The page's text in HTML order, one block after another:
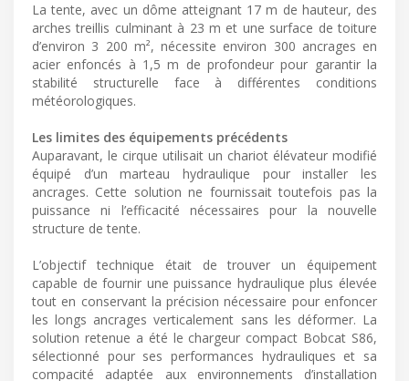
La tente, avec un dôme atteignant 17 m de hauteur, des
arches treillis culminant à 23 m et une surface de toiture
d’environ 3 200 m², nécessite environ 300 ancrages en
acier enfoncés à 1,5 m de profondeur pour garantir la
stabilité structurelle face à différentes conditions
météorologiques.
Les limites des équipements précédents
Auparavant, le cirque utilisait un chariot élévateur modifié
équipé d’un marteau hydraulique pour installer les
ancrages. Cette solution ne fournissait toutefois pas la
puissance ni l’efficacité nécessaires pour la nouvelle
structure de tente.
L’objectif technique était de trouver un équipement
capable de fournir une puissance hydraulique plus élevée
tout en conservant la précision nécessaire pour enfoncer
les longs ancrages verticalement sans les déformer. La
solution retenue a été le chargeur compact Bobcat S86,
sélectionné pour ses performances hydrauliques et sa
compacité adaptée aux environnements d’installation